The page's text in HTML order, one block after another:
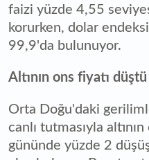
faizi yüzde 4,55
korurken, dolar
99,9'da bulunuyor.
Altının ons fiyatı düştü
Orta Doğu'daki
canlı tutmasıyla
gününde yüzde 2